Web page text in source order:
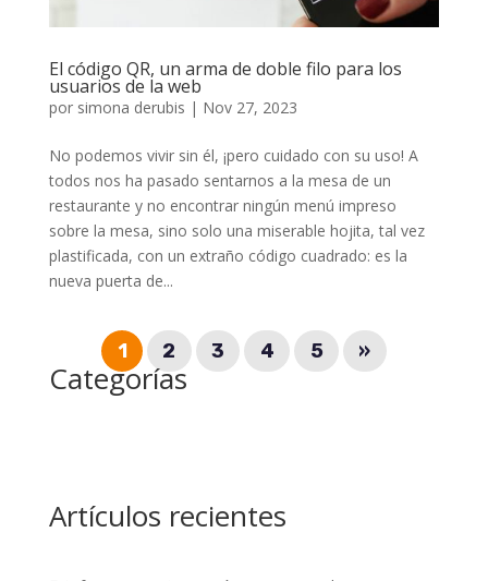
El código QR, un arma de doble filo para los
usuarios de la web
por simona derubis | Nov 27, 2023
No podemos vivir sin él, ¡pero cuidado con su uso! A
todos nos ha pasado sentarnos a la mesa de un
restaurante y no encontrar ningún menú impreso
sobre la mesa, sino solo una miserable hojita, tal vez
plastificada, con un extraño código cuadrado: es la
nueva puerta de...
1 2 3 4 5 »
Categorías
Artículos recientes